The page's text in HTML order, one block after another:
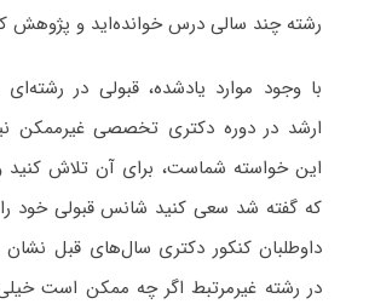
رشته چند سالی درس خوانده‌اید و پژوهش
با وجود موارد یادشده، قبولی در
ارشد در دوره دکتری تخصصی غیرممکن
این خواسته شماست، برای آن تلاش کنید
که گفته شد سعی کنید شانس قبولی خود را
داوطلبان کنکور دکتری سال‌های قبل
در رشته غیرمرتبط اگر چه ممکن است خیلی